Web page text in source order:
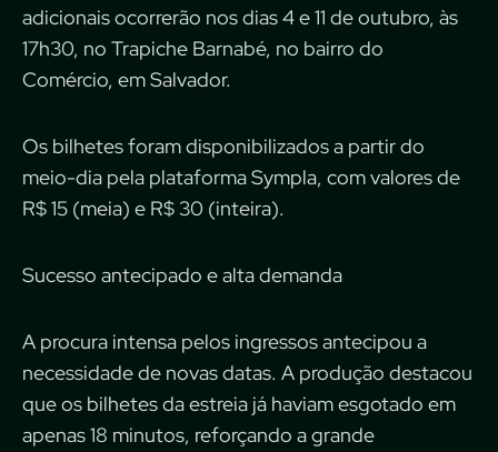
adicionais ocorrerão nos dias 4 e 11 de outubro, às
17h30, no Trapiche Barnabé, no bairro do
Comércio, em Salvador.
Os bilhetes foram disponibilizados a partir do
meio-dia pela plataforma Sympla, com valores de
R$ 15 (meia) e R$ 30 (inteira).
Sucesso antecipado e alta demanda
A procura intensa pelos ingressos antecipou a
necessidade de novas datas. A produção destacou
que os bilhetes da estreia já haviam esgotado em
apenas 18 minutos, reforçando a grande